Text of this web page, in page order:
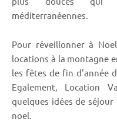
méditerranéennes.
Pour réveillonner à
locations à la montagne
les fêtes de fin d'année
Egalement, Location
quelques idées de
noel.